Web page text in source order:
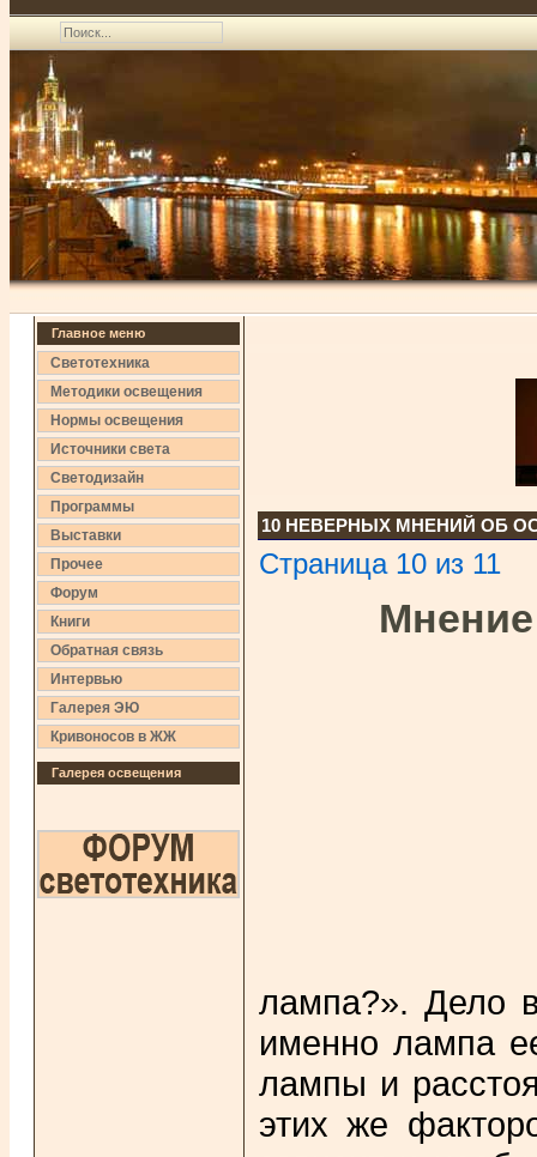
Главное меню
Светотехника
Методики освещения
Нормы освещения
Источники света
Светодизайн
Программы
Выставки
Прочее
Форум
Книги
Обратная связь
Интервью
Галерея ЭЮ
Кривоносов в ЖЖ
Галерея освещения
10 НЕВЕРНЫХ МНЕНИЙ ОБ
Страница 10 из 11
лампа?». Дело
именно лампа
лампы и
этих же